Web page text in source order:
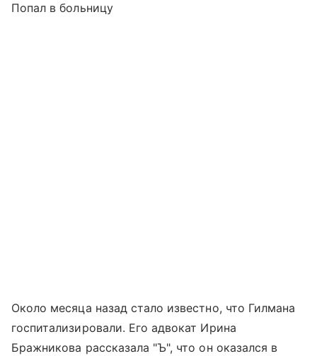
Попал в больницу
Около месяца назад стало известно, что Гилмана
госпитализировали. Его адвокат Ирина
Бражникова рассказала "Ъ", что он оказался в